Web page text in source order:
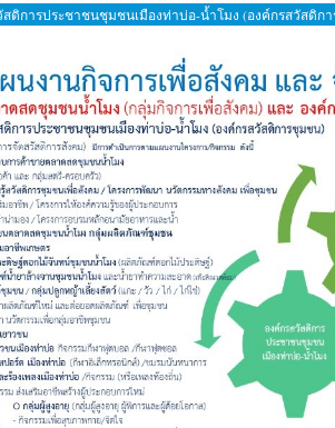
สดิการประชาชนชุมชนเมืองท่าบ่อ-น้ำโมง (องค์กรสวัสดิก